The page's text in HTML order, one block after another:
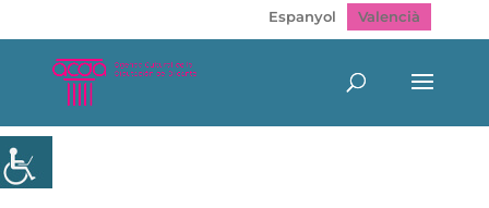
Espanyol Valencià